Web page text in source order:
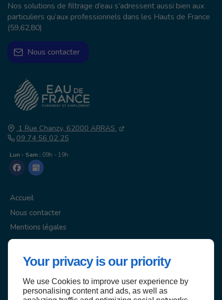
Your privacy is our priority
We use Cookies to improve user experience by
personalising content and ads, as well as
1 Rue Chanzy, 62000 ARRAS
09 74 56 02 25
Lun - Sam :09h - 19h
Accueil
Nous contacter
Mentions légales
Plan du site
Nos solutions de filtrage d’eau s’adressent aussi bien aux
particuliers qu’aux professionnels dans les Hauts de France
(59,62,80)
Nous contacter
Haut de page